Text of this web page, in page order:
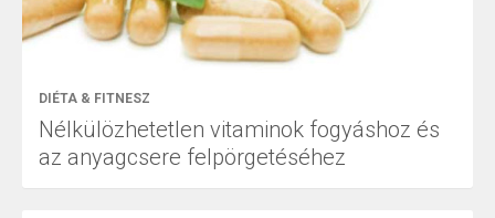
DIÉTA & FITNESZ
Nélkülözhetetlen vitaminok fogyáshoz és
az anyagcsere felpörgetéséhez